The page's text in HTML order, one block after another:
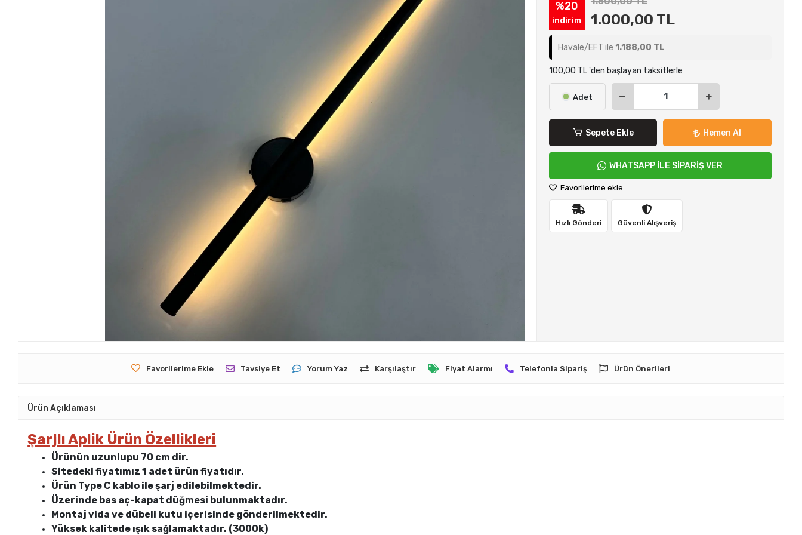
%20
indirim 1.000,00 TL
Havale/EFT ile 1.188,00 TL
100,00 TL 'den başlayan taksitlerle
Adet
Sepete Ekle Hemen Al
WHATSAPP İLE SİPARİŞ VER
Favorilerime ekle
Hızlı Gönderi Güvenli Alışveriş
Favorilerime Ekle Tavsiye Et Yorum Yaz Karşılaştır Fiyat Alarmı Telefonla Sipariş Ürün Önerileri
Ürün Açıklaması
Şarjlı Aplik Ürün Özellikleri
Ürünün uzunlupu 70 cm dir.
Sitedeki fiyatımız 1 adet ürün fiyatıdır.
Ürün Type C kablo ile şarj edilebilmektedir.
Üzerinde bas aç-kapat düğmesi bulunmaktadır.
Montaj vida ve dübeli kutu içerisinde gönderilmektedir.
Yüksek kalitede ışık sağlamaktadır. (3000k)